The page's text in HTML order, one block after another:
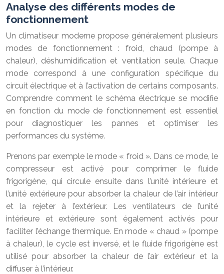
Analyse des différents modes de
fonctionnement
Un climatiseur moderne propose généralement plusieurs
modes de fonctionnement : froid, chaud (pompe à
chaleur), déshumidification et ventilation seule. Chaque
mode correspond à une configuration spécifique du
circuit électrique et à l’activation de certains composants.
Comprendre comment le schéma électrique se modifie
en fonction du mode de fonctionnement est essentiel
pour diagnostiquer les pannes et optimiser les
performances du système.
Prenons par exemple le mode « froid ». Dans ce mode, le
compresseur est activé pour comprimer le fluide
frigorigène, qui circule ensuite dans l’unité intérieure et
l’unité extérieure pour absorber la chaleur de l’air intérieur
et la rejeter à l’extérieur. Les ventilateurs de l’unité
intérieure et extérieure sont également activés pour
faciliter l’échange thermique. En mode « chaud » (pompe
à chaleur), le cycle est inversé, et le fluide frigorigène est
utilisé pour absorber la chaleur de l’air extérieur et la
diffuser à l’intérieur.